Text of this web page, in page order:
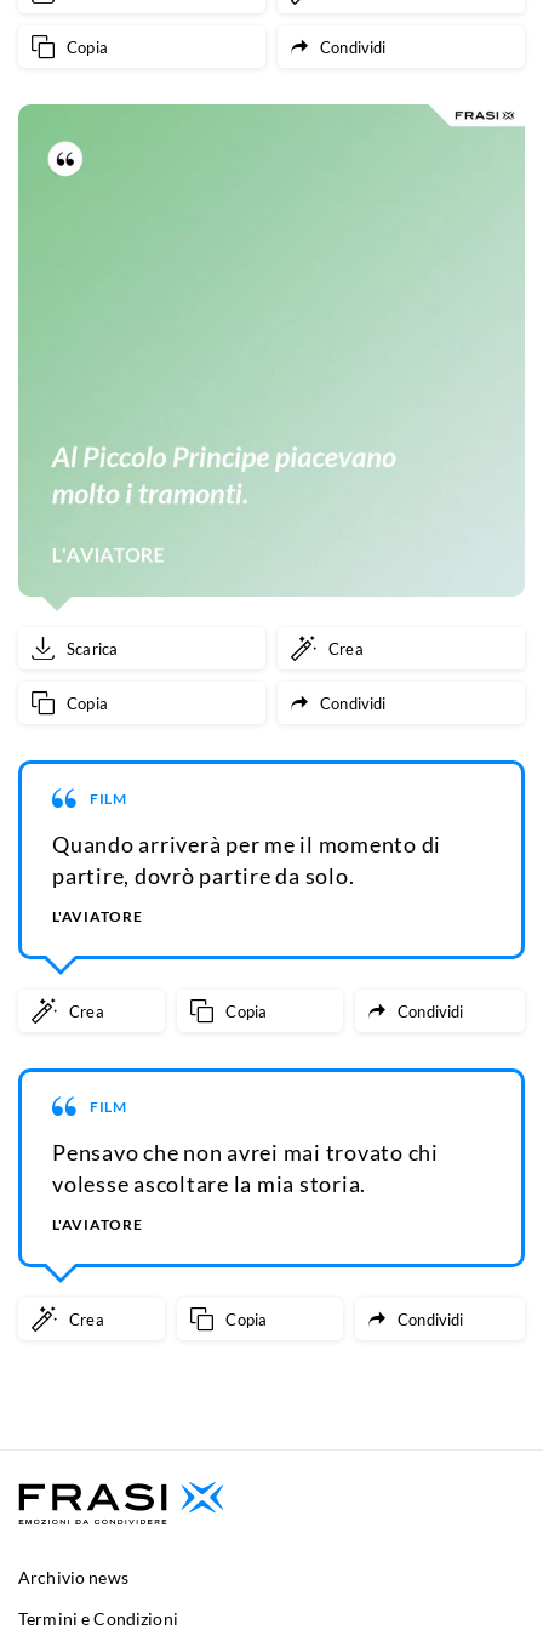
Copia Condividi
Scarica Crea
Copia Condividi
FILM
Quando arriverà per me il momento di
partire, dovrò partire da solo.
L'AVIATORE
Crea Copia Condividi
FILM
Pensavo che non avrei mai trovato chi
volesse ascoltare la mia storia.
L'AVIATORE
Crea Copia Condividi
Archivio news
Termini e Condizioni